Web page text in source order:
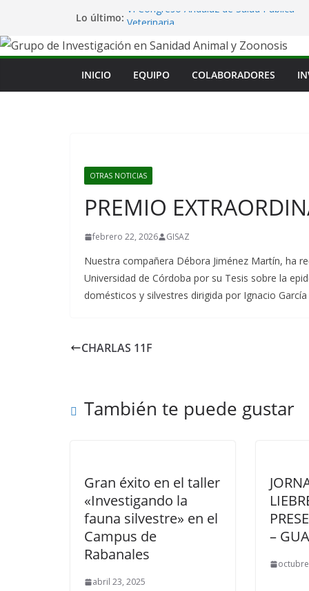
contenido
Lo último: VI Congreso Andaluz de Salud Pública
Veterinaria
Finaliza el curso “Técnicas y
Aplicaciones de la Microscopía”
Unveiling the clinical signs and
pathology in red deer (Cervus elaphus)
Emerging Vector-Borne Diseases in
Europe: Building Research Networks”
INICIO EQUIPO COLABORADORES
OTRAS NOTICIAS
PREMIO
febrero 22, 2026 GISAZ
Nuestra compañera Débora Jiménez Martín, ha
Universidad de Córdoba por su Tesis sobre la
domésticos y silvestres dirigida por Ignacio
CHARLAS 11F
También te puede gustar
Gran éxito en el taller
«Investigando la
fauna silvestre» en el
Campus de
Rabanales
abril 23, 2025
–